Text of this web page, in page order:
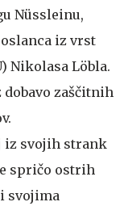
Nüssleinu,
iz vrst
Nikolasa Löbla.
zaščitnih
iz svojih strank
spričo ostrih
svojima